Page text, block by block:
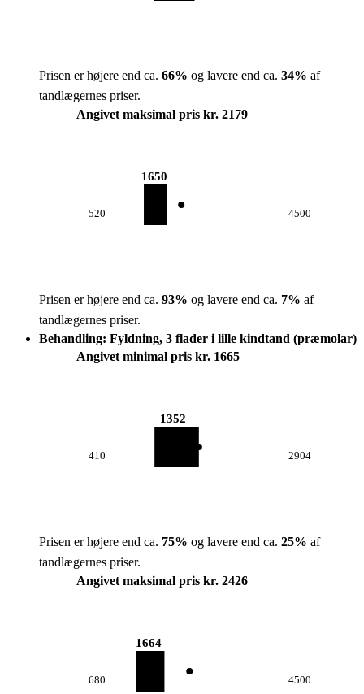
Prisen er højere end ca. 66% og lavere end ca. 34% af
tandlægernes priser.
Angivet maksimal pris kr. 2179
520
1650
4500
Prisen er højere end ca. 93% og lavere end ca. 7% af
tandlægernes priser.
Behandling: Fyldning, 3 flader i lille kindtand (præmolar)
Angivet minimal pris kr. 1665
410
1352
2904
Prisen er højere end ca. 75% og lavere end ca. 25% af
tandlægernes priser.
Angivet maksimal pris kr. 2426
680
1664
4500